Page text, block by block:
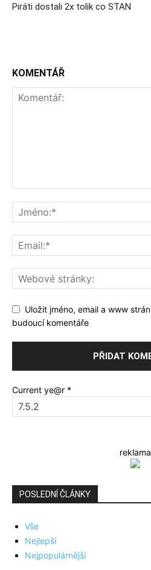
Piráti dostali 2x tolik co STAN
KOMENTÁŘ
Uložit jméno, email a www
budoucí komentáře
Current ye@r *
reklama
POSLEDNÍ ČLÁNKY
Vše
Nejlepší
Nejpopulárnější